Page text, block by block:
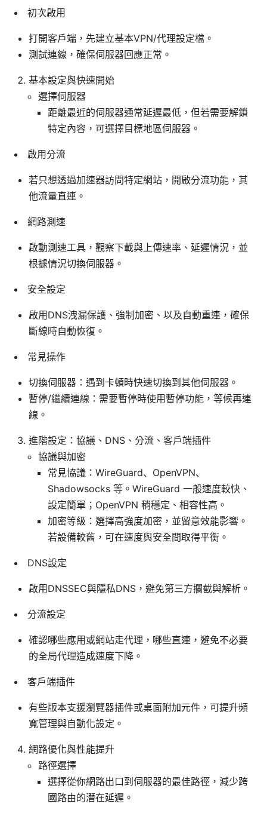
初次啟用
打開客戶端，先建立基本VPN/代理設定檔。
測試連線，確保伺服器回應正常。
基本設定與快速開始
選擇伺服器
距離最近的伺服器通常延遲最低，但若需要解鎖
特定內容，可選擇目標地區伺服器。
啟用分流
若只想透過加速器訪問特定網站，開啟分流功能，其
他流量直連。
網路測速
啟動測速工具，觀察下載與上傳速率、延遲情況，並
根據情況切換伺服器。
安全設定
啟用DNS洩漏保護、強制加密、以及自動重連，確保
斷線時自動恢復。
常見操作
切換伺服器：遇到卡頓時快速切換到其他伺服器。
暫停/繼續連線：需要暫停時使用暫停功能，等候再連
線。
進階設定：協議、DNS、分流、客戶端插件
協議與加密
常見協議：WireGuard、OpenVPN、
Shadowsocks 等。WireGuard 一般速度較快、
設定簡單；OpenVPN 稍穩定、相容性高。
加密等級：選擇高強度加密，並留意效能影響。
若設備較舊，可在速度與安全間取得平衡。
DNS設定
啟用DNSSEC與隱私DNS，避免第三方攔截與解析。
分流設定
確認哪些應用或網站走代理，哪些直連，避免不必要
的全局代理造成速度下降。
客戶端插件
有些版本支援瀏覽器插件或桌面附加元件，可提升頻
寬管理與自動化設定。
網路優化與性能提升
路徑選擇
選擇從你網路出口到伺服器的最佳路徑，減少跨
國路由的潛在延遲。